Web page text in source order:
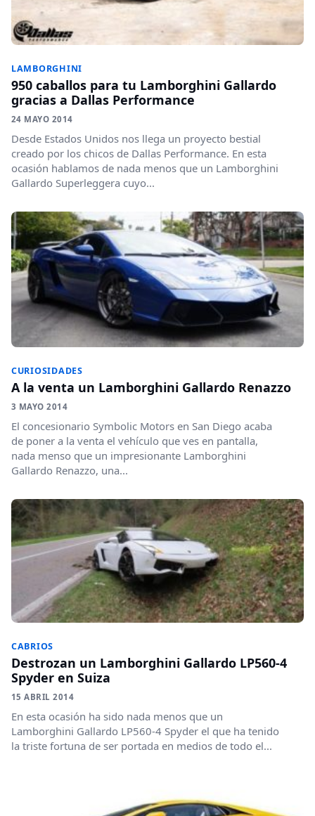
LAMBORGHINI
950 caballos para tu Lamborghini Gallardo
gracias a Dallas Performance
24 MAYO 2014
Desde Estados Unidos nos llega un proyecto bestial
creado por los chicos de Dallas Performance. En esta
ocasión hablamos de nada menos que un Lamborghini
Gallardo Superleggera cuyo...
CURIOSIDADES
A la venta un Lamborghini Gallardo Renazzo
3 MAYO 2014
El concesionario Symbolic Motors en San Diego acaba
de poner a la venta el vehículo que ves en pantalla,
nada menso que un impresionante Lamborghini
Gallardo Renazzo, una...
CABRIOS
Destrozan un Lamborghini Gallardo LP560-4
Spyder en Suiza
15 ABRIL 2014
En esta ocasión ha sido nada menos que un
Lamborghini Gallardo LP560-4 Spyder el que ha tenido
la triste fortuna de ser portada en medios de todo el...